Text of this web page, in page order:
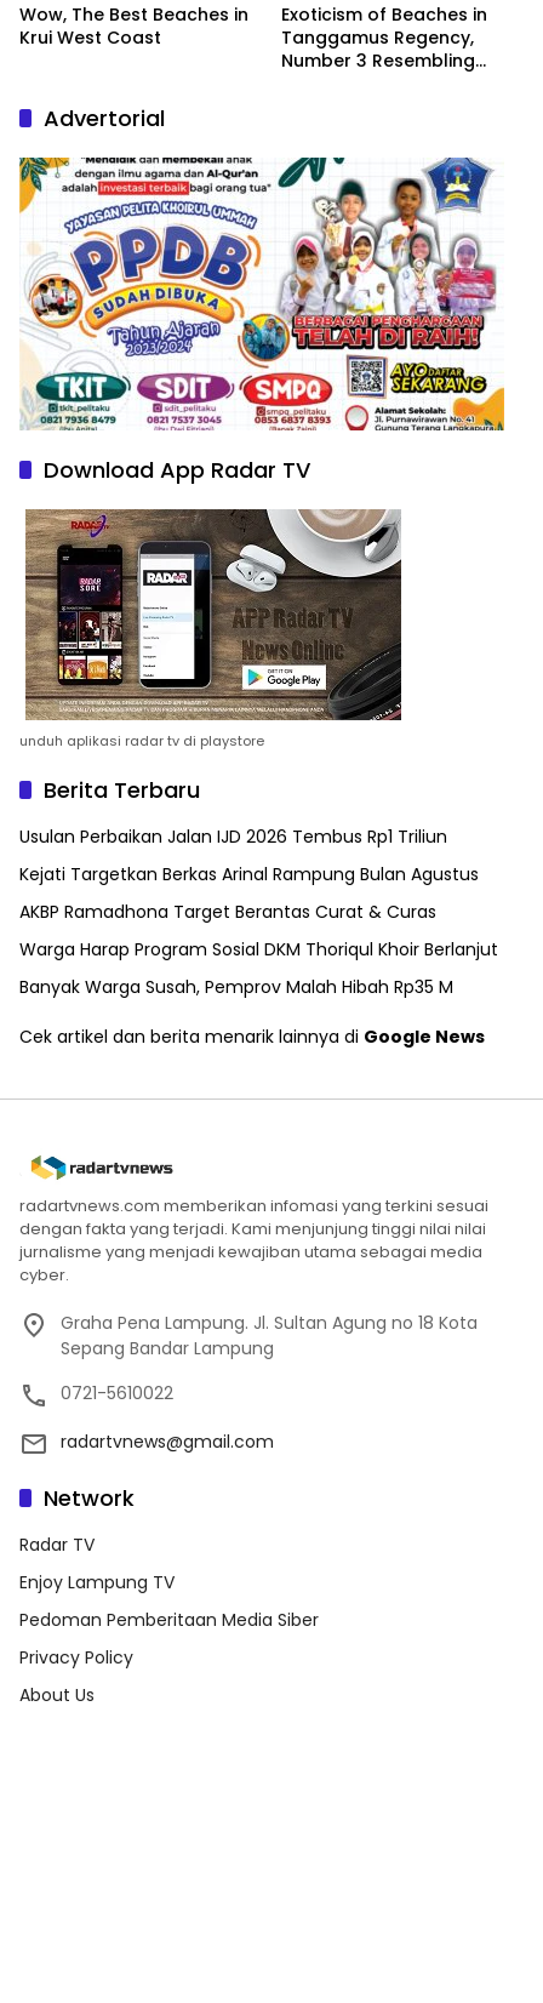
Wow, The Best Beaches in
Krui West Coast
Exoticism of Beaches in
Tanggamus Regency,
Number 3 Resembling
Advertorial
Download App Radar TV
unduh aplikasi radar tv di playstore
Berita Terbaru
Usulan Perbaikan Jalan IJD 2026 Tembus Rp1 Triliun
Kejati Targetkan Berkas Arinal Rampung Bulan Agustus
AKBP Ramadhona Target Berantas Curat & Curas
Warga Harap Program Sosial DKM Thoriqul Khoir Berlanjut
Banyak Warga Susah, Pemprov Malah Hibah Rp35 M
Cek artikel dan berita menarik lainnya di Google News
radartvnews.com memberikan infomasi yang terkini sesuai
dengan fakta yang terjadi. Kami menjunjung tinggi nilai nilai
jurnalisme yang menjadi kewajiban utama sebagai media
cyber.
Graha Pena Lampung. Jl. Sultan Agung no 18 Kota
Sepang Bandar Lampung
0721-5610022
radartvnews@gmail.com
Network
Radar TV
Enjoy Lampung TV
Pedoman Pemberitaan Media Siber
Privacy Policy
About Us